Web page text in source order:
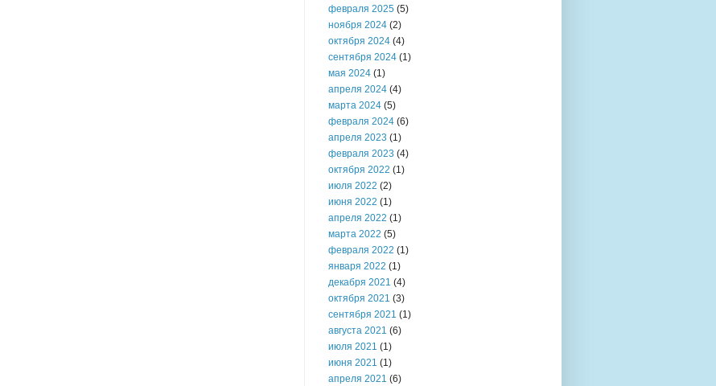
февраля 2025 (5)
ноября 2024 (2)
октября 2024 (4)
сентября 2024 (1)
мая 2024 (1)
апреля 2024 (4)
марта 2024 (5)
февраля 2024 (6)
апреля 2023 (1)
февраля 2023 (4)
октября 2022 (1)
июля 2022 (2)
июня 2022 (1)
апреля 2022 (1)
марта 2022 (5)
февраля 2022 (1)
января 2022 (1)
декабря 2021 (4)
октября 2021 (3)
сентября 2021 (1)
августа 2021 (6)
июля 2021 (1)
июня 2021 (1)
апреля 2021 (6)